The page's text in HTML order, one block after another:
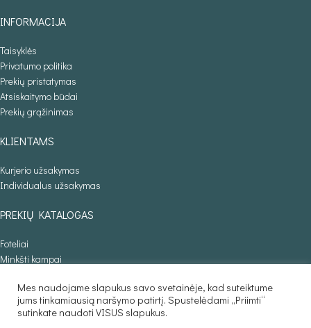
INFORMACIJA
Taisyklės
Privatumo politika
Prekių pristatymas
Atsiskaitymo būdai
Prekių grąžinimas
KLIENTAMS
Kurjerio užsakymas
Individualus užsakymas
PREKIŲ KATALOGAS
Foteliai
Minkšti kampai
Sofos lovos
Stalai
Baldaila.lt © 2025
Mes naudojame slapukus savo svetainėje, kad suteiktume
jums tinkamiausią naršymo patirtį. Spustelėdami „Priimti“
sutinkate naudoti VISUS slapukus.